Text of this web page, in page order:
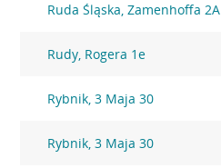
Ruda Śląska, Zamenhoffa 2A
Rudy, Rogera 1e
Rybnik, 3 Maja 30
Rybnik, 3 Maja 30